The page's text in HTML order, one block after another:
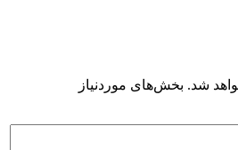
شد. بخش‌های موردنیاز